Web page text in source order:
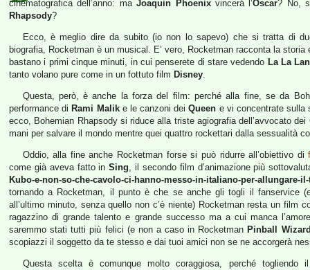
cinematografica dell’anno: maJoaquin Phoenixvincerà l’Oscar? No,
Rhapsody?
Ecco, è meglio dire da subito (io non lo sapevo) che si tratta di
biografia, Rocketman è un musical. E’ vero, Rocketman racconta la
bastano i primi cinque minuti, in cui penserete di stare vedendo La La
tanto volano pure come in un fottuto film Disney.
Questa, però, è anche la forza del film: perché alla fine, se da
performance di Rami Malike le canzoni deiQueen e vi concentrate sulla
ecco, Bohemian Rhapsody si riduce alla triste agiografia dell’avvocato
mani per salvare il mondo mentre quei quattro rockettari dalla sessualità
Oddio, alla fine anche Rocketman forse si può ridurre all’obiettivo di
come già aveva fatto inSing, il secondo film d’animazione più
Kubo-e-non-so-che-cavolo-ci-hanno-messo-in-italiano-per-allungare-
tornando a Rocketman, il punto è che se anche gli togli il fanservice
all’ultimo minuto, senza quello non c’è niente) Rocketman resta un
ragazzino di grande talento e grande successo ma a cui manca
saremmo stati tutti più felici (e non a caso in Rocketman Pinball
scopiazzi il soggetto da te stesso e dai tuoi amici non se ne accorgerà
Questa scelta è comunque molto coraggiosa, perché